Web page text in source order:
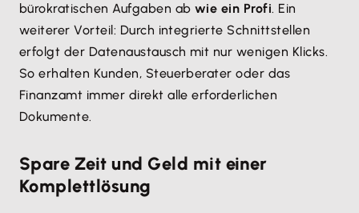
bürokratischen Aufgaben ab wie ein Profi. Ein
weiterer Vorteil: Durch integrierte Schnittstellen
erfolgt der Datenaustausch mit nur wenigen Klicks.
So erhalten Kunden, Steuerberater oder das
Finanzamt immer direkt alle erforderlichen
Dokumente.
Spare Zeit und Geld mit einer
Komplettlösung